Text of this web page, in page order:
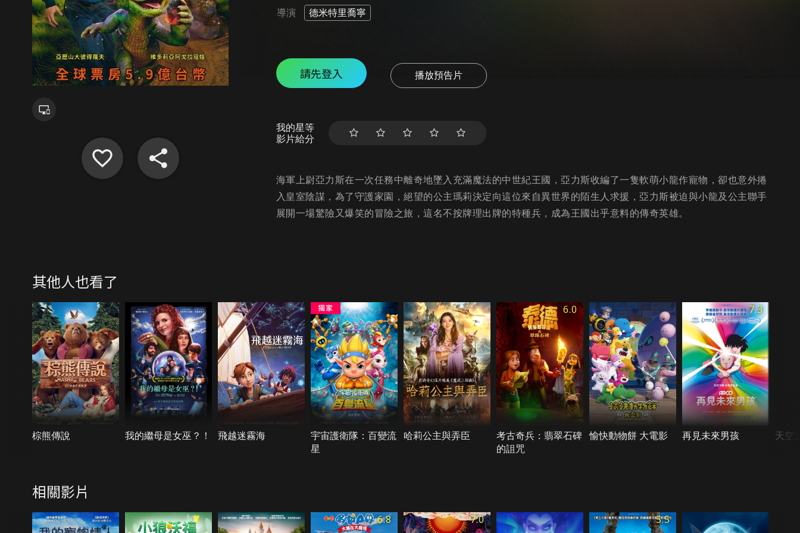
導演 德米特里喬寧
請先登入 播放預告片
我的星等
影片給分
海軍上尉亞力斯在一次任務中離奇地墜入充滿魔法的中世紀王國，亞力斯收編了一隻軟萌小龍作寵物，卻也意外捲
入皇室陰謀，為了守護家園，絕望的公主瑪莉決定向這位來自異世界的陌生人求援，亞力斯被迫與小龍及公主聯手
展開一場驚險又爆笑的冒險之旅，這名不按牌理出牌的特種兵，成為王國出乎意料的傳奇英雄。
其他人也看了
棕熊傳說 我的繼母是女巫？！ 飛越迷霧海
宇宙護衛隊：百變流
星
哈莉公主與弄臣
6.0
考古奇兵：翡翠石碑
的詛咒
愉快動物餅 大電影
7.3
再見未來男孩 天空
相關影片
6.8 7.0 5.5